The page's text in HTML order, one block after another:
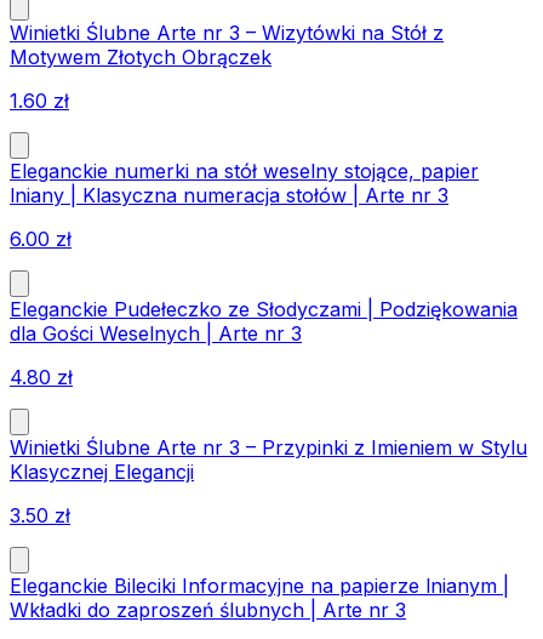
Winietki Ślubne Arte nr 3 – Wizytówki na Stół z
Motywem Złotych Obrączek
1.60 zł
Eleganckie numerki na stół weselny stojące, papier
lniany | Klasyczna numeracja stołów | Arte nr 3
6.00 zł
Eleganckie Pudełeczko ze Słodyczami | Podziękowania
dla Gości Weselnych | Arte nr 3
4.80 zł
Winietki Ślubne Arte nr 3 – Przypinki z Imieniem w Stylu
Klasycznej Elegancji
3.50 zł
Eleganckie Bileciki Informacyjne na papierze lnianym |
Wkładki do zaproszeń ślubnych | Arte nr 3